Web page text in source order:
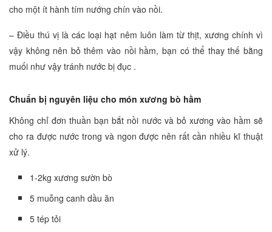
cho một ít hành tím nướng chín vào nồi.
– Điều thú vị là các loại hạt nêm luôn làm từ thịt, xương chính vì
vậy không nên bỏ thêm vào nồi hầm, bạn có thể thay thế bằng
muối như vậy tránh nước bị đục .
Chuẩn bị nguyên liệu cho món xương bò hầm
Không chỉ đơn thuần bạn bắt nồi nước và bỏ xương vào hầm sẽ
cho ra được nước trong và ngon được nên rất cần nhiều kĩ thuật
xử lý.
1-2kg xương sườn bò
5 muỗng canh dầu ăn
5 tép tỏi